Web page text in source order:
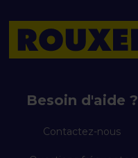
Besoin d'aide ?
Contactez-nous